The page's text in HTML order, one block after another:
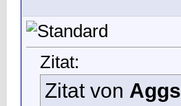
Zitat:
Zitat von Aggsl